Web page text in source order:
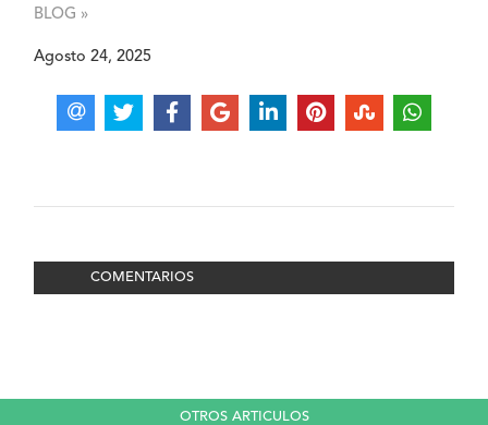
BLOG »
Agosto 24, 2025
COMENTARIOS
OTROS ARTICULOS